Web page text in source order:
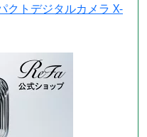
クトデジタルカメラ X-